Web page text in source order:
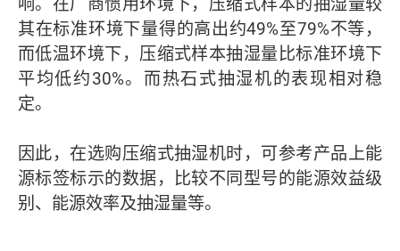
其在标准环境下量得的高出约49%至79%不等，
而低温环境下，压缩式样本抽湿量比标准环境下
平均低约30%。而热石式抽湿机的表现相对稳
定。
因此，在选购压缩式抽湿机时，可参考产品上能
源标签标示的数据，比较不同型号的能源效益级
别、能源效率及抽湿量等。